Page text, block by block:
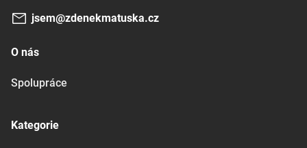
jsem@zdenekmatuska.cz
O nás
Spolupráce
Kategorie